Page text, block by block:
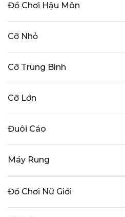
Đồ Chơi Hậu Môn
Cỡ Nhỏ
Cỡ Trung Bình
Cỡ Lớn
Đuôi Cáo
Máy Rung
Đồ Chơi Nữ Giới